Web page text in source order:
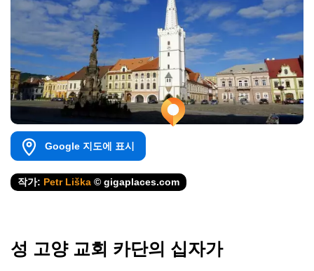
Google 지도에 표시
작가: Petr Liška © gigaplaces.com
성 고양 교회 카단의 십자가